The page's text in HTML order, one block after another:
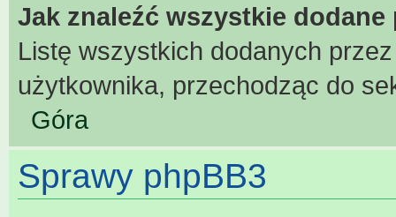
Jak znaleźć wszystkie dodane
Listę wszystkich dodanych
użytkownika, przechodząc do
Góra
Sprawy phpBB3